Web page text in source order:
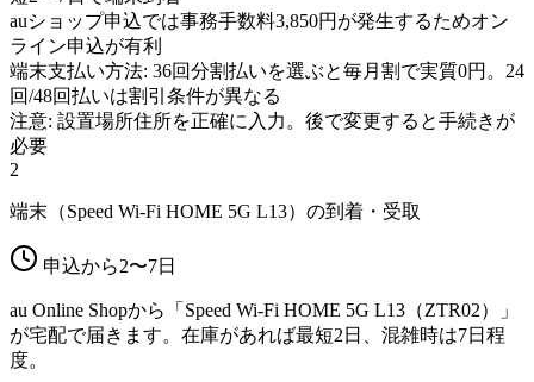
auショップ申込では事務手数料3,850円が発生するためオン
ライン申込が有利
端末支払い方法: 36回分割払いを選ぶと毎月割で実質0円。24
回/48回払いは割引条件が異なる
注意: 設置場所住所を正確に入力。後で変更すると手続きが
必要
2
端末（Speed Wi-Fi HOME 5G L13）の到着・受取
申込から2〜7日
au Online Shopから「Speed Wi-Fi HOME 5G L13（ZTR02）」
が宅配で届きます。在庫があれば最短2日、混雑時は7日程
度。